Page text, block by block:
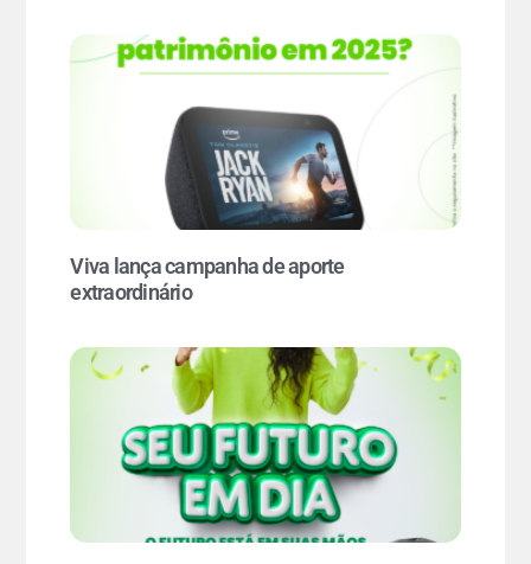
Viva lança campanha de aporte
extraordinário